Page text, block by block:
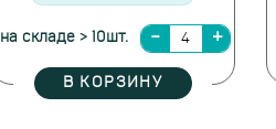
на складе > 10шт.
В КОРЗИНУ